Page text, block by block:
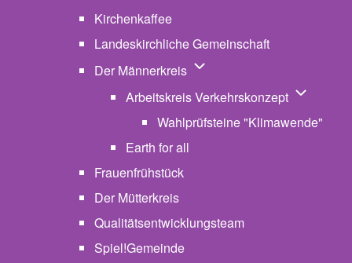
Kirchenkaffee
Landeskirchliche Gemeinschaft
Der Männerkreis Unternavigation von Der
Arbeitskreis Verkehrskonzept
Wahlprüfsteine "Klimawende"
Earth for all
Frauenfrühstück
Der Mütterkreis
Qualitätsentwicklungsteam
Spiel!Gemeinde